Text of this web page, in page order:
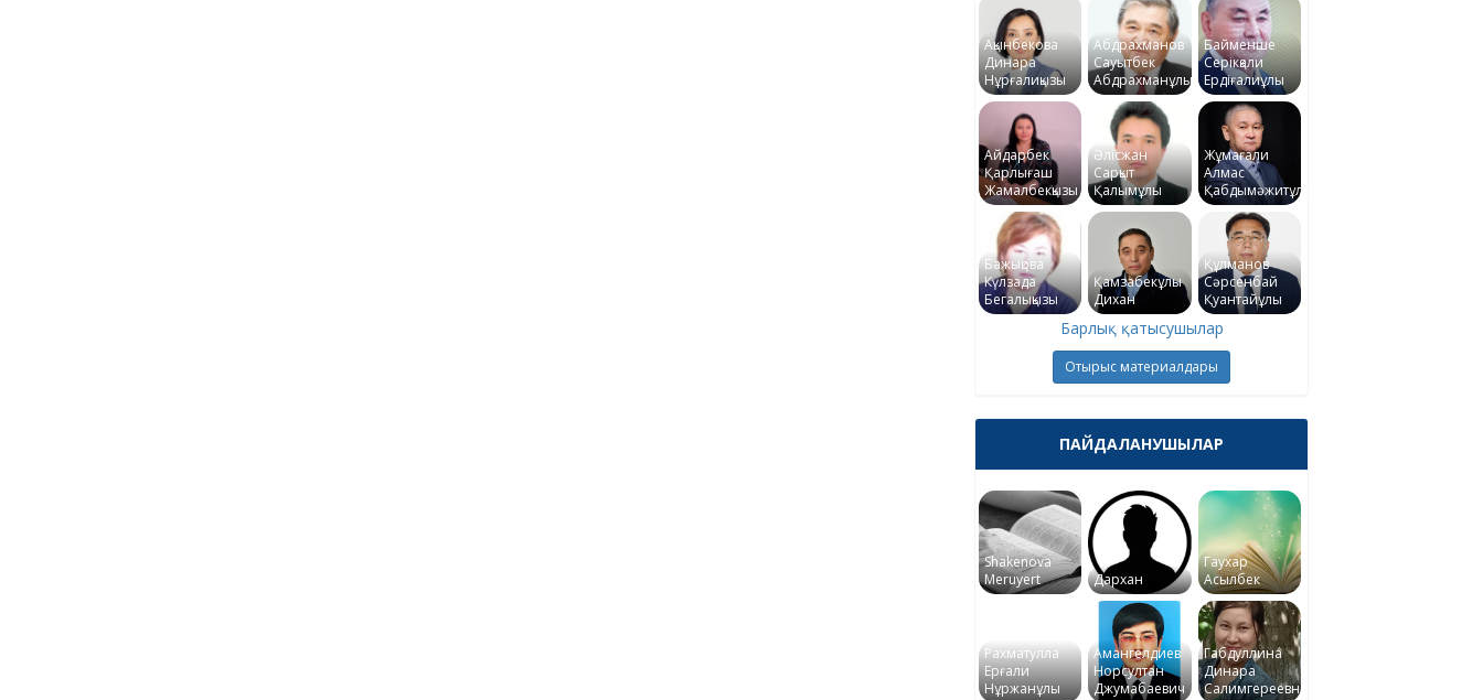
Ақынбекова
Динара
Нұрғалиқызы
Абдрахманов
Сауытбек
Абдрахманұлы
Байменше
Серікқали
Ердіғалиұлы
Айдарбек
Қарлығаш
Жамалбекқызы
Әлісжан
Сарқыт
Қалымұлы
Жұмағали
Алмас
Қабдымәжитұлы
Бажықова
Күлзада
Бегалықызы
Қамзабекұлы
Дихан
Құлманов
Сәрсенбай
Қуантайұлы
Барлық қатысушылар
Отырыс материалдары
ПАЙДАЛАНУШЫЛАР
Shakenova
Meruyert
Дархан
Гаухар
Асылбек
Рахматулла
Ерғали
Нұржанұлы
Амангелдиев
Норсултан
Джумабаевич
Габдуллина
Динара
Салимгереевна